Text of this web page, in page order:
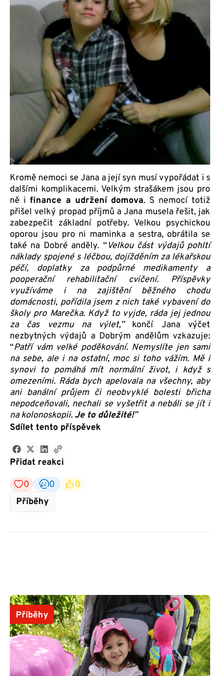
Kromě nemoci se Jana a její syn musí vypořádat i s
dalšími komplikacemi. Velkým strašákem jsou pro
ně i finance a udržení domova. S nemocí totiž
přišel velký propad příjmů a Jana musela řešit, jak
zabezpečit základní potřeby. Velkou psychickou
oporou jsou pro ni maminka a sestra, obrátila se
také na Dobré anděly. “ Velkou část výdajů pohltí
náklady spojené s léčbou, dojížděním za lékařskou
péčí, doplatky za podpůrné medikamenty a
pooperační rehabilitační cvičení. Příspěvky
využíváme i na zajištění běžného chodu
domácnosti, pořídila jsem z nich také vybavení do
školy pro Marečka. Když to vyjde, ráda jej jednou
za čas vezmu na výlet,” končí Jana výčet
nezbytných výdajů a Dobrým andělům vzkazuje:
“Patří vám velké poděkování. Nemyslíte jen sami
na sebe, ale i na ostatní, moc si toho vážím. Mě i
synovi to pomáhá mít normální život, i když s
omezeními. Ráda bych apelovala na všechny, aby
ani banální průjem či neobvyklé bolesti břicha
nepodceňovali, nechali se vyšetřit a nebáli se jít i
na kolonoskopii. Je to důležité!”
Sdílet tento příspěvek
Přidat reakci
0
0
0
Příběhy
Příběhy